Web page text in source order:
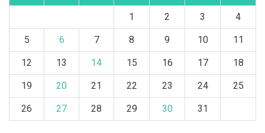
1 2 3 4
5 6 7 8 9 10 11
12 13 14 15 16 17 18
19 20 21 22 23 24 25
26 27 28 29 30 31